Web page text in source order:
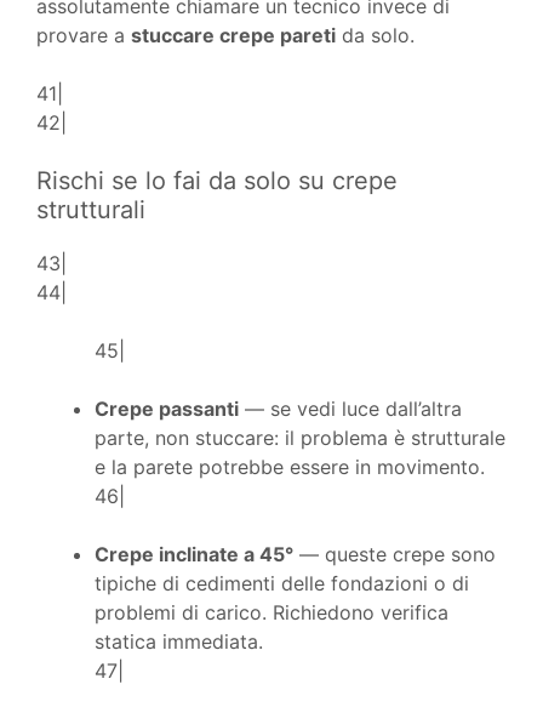
assolutamente chiamare un tecnico invece di
provare a stuccare crepe pareti da solo.
41|
42|
Rischi se lo fai da solo su crepe
strutturali
43|
44|
45|
Crepe passanti — se vedi luce dall’altra
parte, non stuccare: il problema è strutturale
e la parete potrebbe essere in movimento.
46|
Crepe inclinate a 45° — queste crepe sono
tipiche di cedimenti delle fondazioni o di
problemi di carico. Richiedono verifica
statica immediata.
47|